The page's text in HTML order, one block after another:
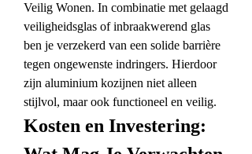
Veilig Wonen. In combinatie met gelaagd
veiligheidsglas of inbraakwerend glas
ben je verzekerd van een solide barrière
tegen ongewenste indringers. Hierdoor
zijn aluminium kozijnen niet alleen
stijlvol, maar ook functioneel en veilig.
Kosten en Investering: